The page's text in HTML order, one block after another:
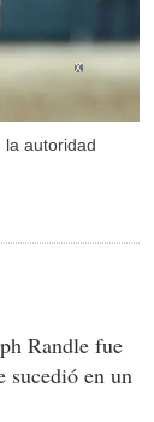
la autoridad
X
Randle fue
sucedió en un